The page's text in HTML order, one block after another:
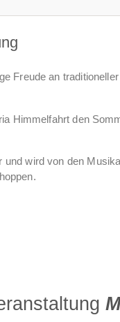
Freude an
Himmelfahrt den
und wird von den